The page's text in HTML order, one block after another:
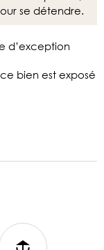
se détendre.
d’exception
bien est exposé